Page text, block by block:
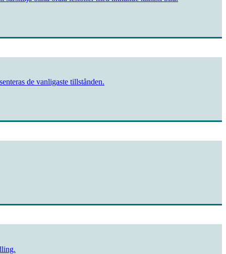
de vanligaste tillstånden.